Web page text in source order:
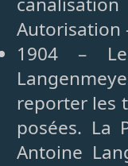
Autorisation
1904 –
reporter les
posées. La
Antoine